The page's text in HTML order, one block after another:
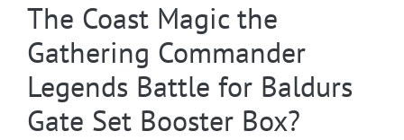
The Coast Magic the
Gathering Commander
Legends Battle for Baldurs
Gate Set Booster Box?